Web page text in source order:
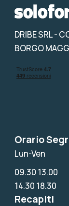
DRIBE SRL-
BORGO
Orario
Lun-Ven
09.30 13.00
14.30 18.30
Recapiti